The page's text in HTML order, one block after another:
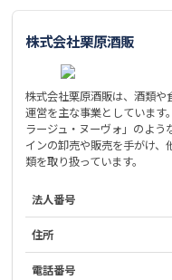
株式会社栗原酒販
株式会社栗原酒販は、酒類
運営を主な事業としています
ラージュ・ヌーヴォ」のよ
インの卸売や販売を手がけ
類を取り扱っています。
法人番号
住所
電話番号